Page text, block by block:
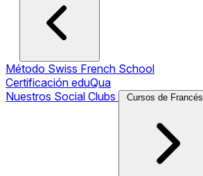
Método Swiss French School
Certificación eduQua
Nuestros Social Clubs
Cursos de Francés